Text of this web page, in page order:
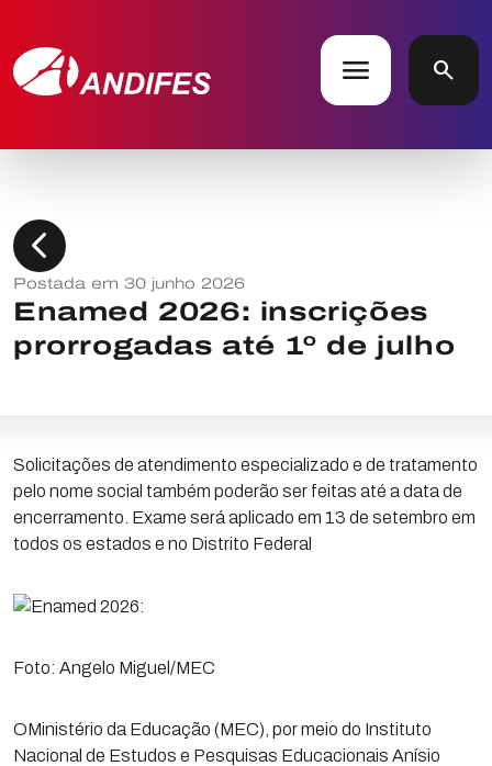
menu search
chevron_left
Postada em 30 junho 2026
Enamed 2026: inscrições
prorrogadas até 1º de julho
Solicitações de atendimento especializado e de tratamento
pelo nome social também poderão ser feitas até a data de
encerramento. Exame será aplicado em 13 de setembro em
todos os estados e no Distrito Federal
Foto: Angelo Miguel/MEC
OMinistério da Educação (MEC), por meio do Instituto
Nacional de Estudos e Pesquisas Educacionais Anísio